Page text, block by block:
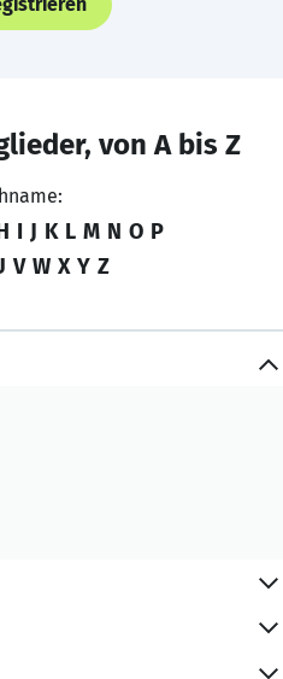
von A bis Z
I J K L M N O P
V W X Y Z